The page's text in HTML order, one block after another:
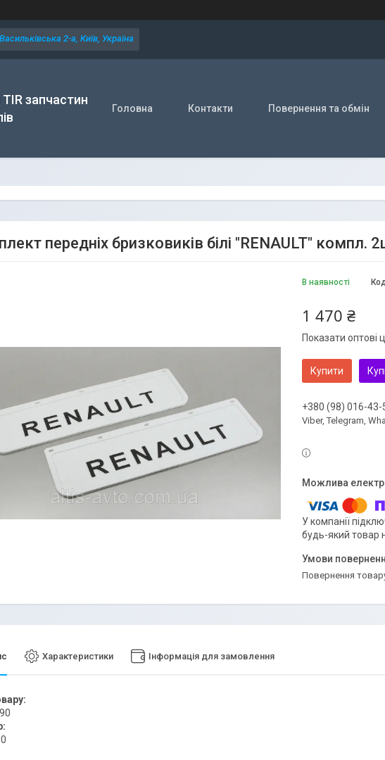
2-а, Київ, Україна
запчастин
Головна Контакти Повернення та обмін
передніх бризковиків білі "RENAULT" компл.
В наявності
1 470 ₴
Показати оптові
Купити
+380 (98) 016-43-
Viber, Telegram,
У компанії
будь-який товар
повернення
Характеристики Інформація для замовлення